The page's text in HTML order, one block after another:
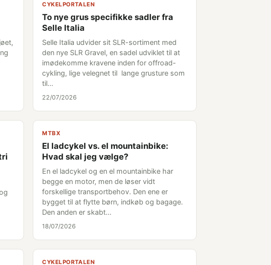
CYKELPORTALEN
To nye grus specifikke sadler fra
Selle Italia
Selle Italia udvider sit SLR-sortiment med
den nye SLR Gravel, en sadel udviklet til at
imødekomme kravene inden for offroad-
cykling, lige velegnet til lange grusture som
til…
22/07/2026
MTBX
El ladcykel vs. el mountainbike:
Hvad skal jeg vælge?
En el ladcykel og en el mountainbike har
begge en motor, men de løser vidt
forskellige transportbehov. Den ene er
bygget til at flytte børn, indkøb og bagage.
Den anden er skabt…
18/07/2026
CYKELPORTALEN